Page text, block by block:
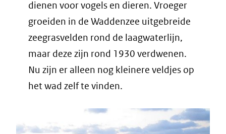
dienen voor vogels en dieren. Vroeger
groeiden in de Waddenzee uitgebreide
zeegrasvelden rond de laagwaterlijn,
maar deze zijn rond 1930 verdwenen.
Nu zijn er alleen nog kleinere veldjes op
het wad zelf te vinden.